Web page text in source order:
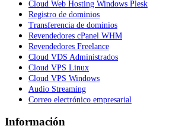
Cloud Web Hosting Windows Plesk
Registro de dominios
Transferencia de dominios
Revendedores cPanel WHM
Revendedores Freelance
Cloud VDS Administrados
Cloud VPS Linux
Cloud VPS Windows
Audio Streaming
Correo electrónico empresarial
Información